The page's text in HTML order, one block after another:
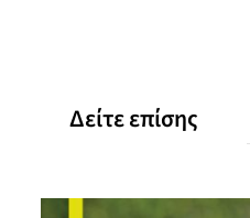
Δείτε επίσης